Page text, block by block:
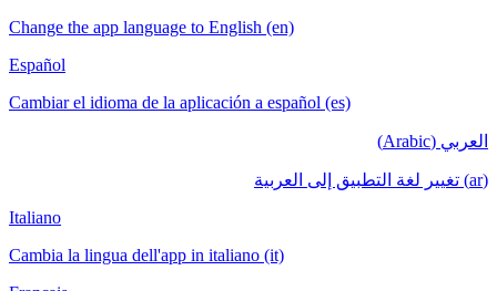
Change the app language to English (en)
Español
Cambiar el idioma de la aplicación a español (es)
العربي (Arabic)
(ar) تغيير لغة التطبيق إلى العربية
Italiano
Cambia la lingua dell'app in italiano (it)